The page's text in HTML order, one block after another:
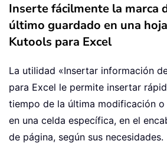
Inserte fácilmente la marca
último guardado en una
Kutools para Excel
La utilidad «Insertar información
para Excel le permite insertar
tiempo de la última modificación o
en una celda específica, en el
de página, según sus necesidades.